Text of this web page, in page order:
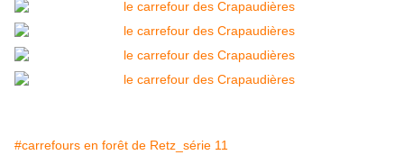
#carrefours en forêt de Retz_série 11